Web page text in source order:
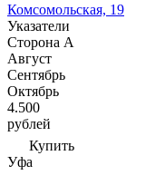
Комсомольская, 19
Указатели
Сторона А
Август
Сентябрь
Октябрь
4.500
рублей
Купить
Уфа